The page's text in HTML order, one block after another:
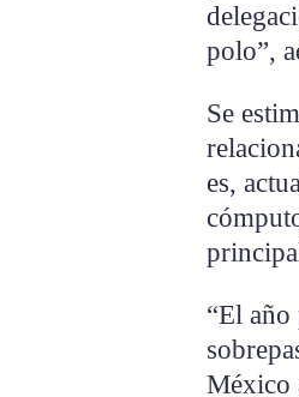
polo”,
Se
es,
“El
México